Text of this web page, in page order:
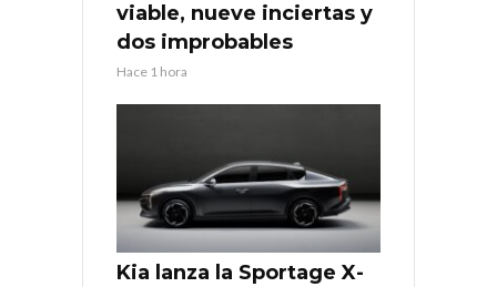
viable, nueve inciertas y
dos improbables
Hace 1 hora
Kia lanza la Sportage X-